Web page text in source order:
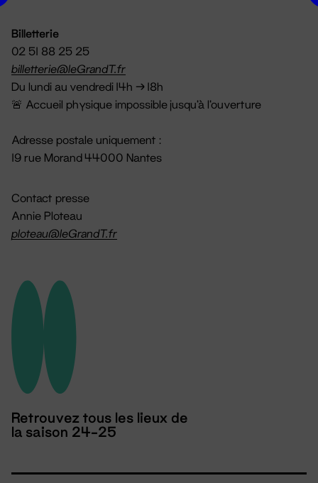
Billetterie
02 51 88 25 25
billetterie@leGrandT.fr
Du lundi au vendredi 14h → 18h
🚨 Accueil physique impossible jusqu'à l'ouverture
Adresse postale uniquement :
19 rue Morand 44000 Nantes
Contact presse
Annie Ploteau
ploteau@leGrandT.fr
Retrouvez tous les lieux de
la saison 24-25